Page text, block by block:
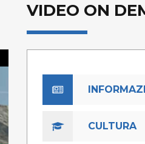
VIDEO ON
CULTURA